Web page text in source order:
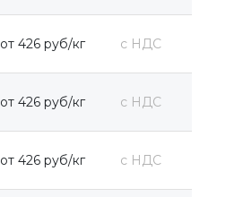
от 426 руб/кг с НДС
от 426 руб/кг с НДС
от 426 руб/кг с НДС